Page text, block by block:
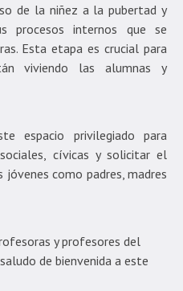
de la niñez a la pubertad y
procesos internos que se
Esta etapa es crucial para
viviendo las alumnas y
espacio privilegiado para
cívicas y solicitar el
como padres, madres
y profesores del
de bienvenida a este